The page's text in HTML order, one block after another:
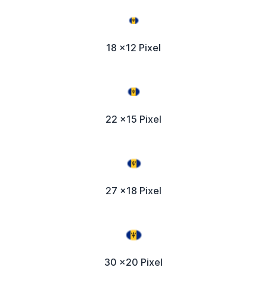
18 x12 Pixel
22 x15 Pixel
27 x18 Pixel
30 x20 Pixel